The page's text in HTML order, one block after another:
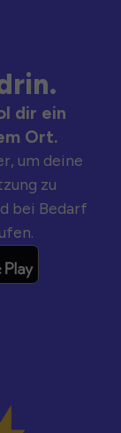
dir ein
Ort.
um deine
zu
bei Bedarf